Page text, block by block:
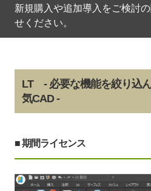
新規購入や追加導入をご検討
せください。
LT - 必要な機能を絞り込
気CAD -
■ 期間ライセンス